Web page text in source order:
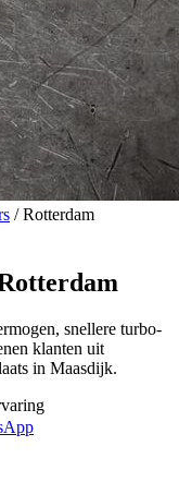
/ Rotterdam
snellere turbo-
klanten uit
in Maasdijk.